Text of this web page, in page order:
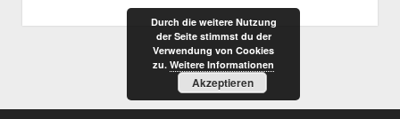
Durch die weitere Nutzung
der Seite stimmst du der
Verwendung von Cookies
zu. Weitere Informationen
Akzeptieren